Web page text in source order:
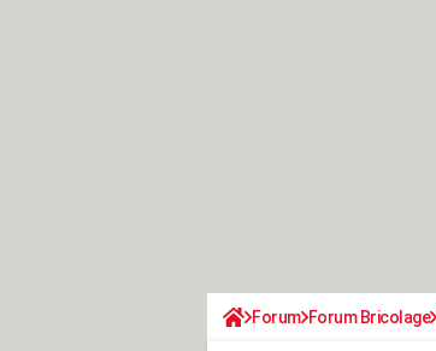
Forum Forum Bricolage